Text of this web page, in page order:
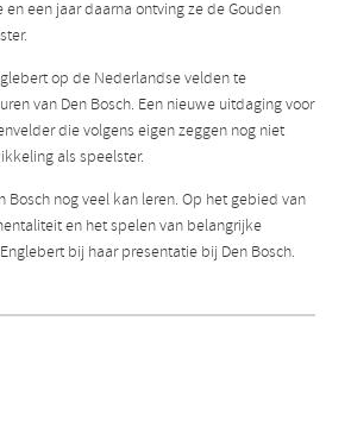
een jaar daarna ontving ze de Gouden
op de Nederlandse velden te
van Den Bosch. Een nieuwe uitdaging voor
die volgens eigen zeggen nog niet
als speelster.
Bosch nog veel kan leren. Op het gebied van
en het spelen van belangrijke
bij haar presentatie bij Den Bosch.